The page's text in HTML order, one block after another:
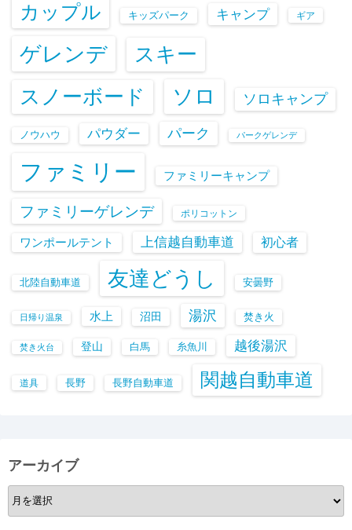
カップル キッズパーク キャンプ ギア
ゲレンデ
スキー
スノーボード
ソロ ソロキャンプ
ノウハウ パウダー パーク パークゲレンデ
ファミリー ファミリーキャンプ
ファミリーゲレンデ ポリコットン
ワンポールテント 上信越自動車道 初心者
北陸自動車道 友達どうし 安曇野
日帰り温泉 水上 沼田 湯沢 焚き火
焚き火台 登山 白馬 糸魚川 越後湯沢
道具 長野 長野自動車道 関越自動車道
アーカイブ
ア
ー